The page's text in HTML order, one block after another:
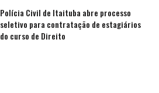
Polícia Civil de Itaituba abre processo
seletivo para contratação de estagiários
do curso de Direito